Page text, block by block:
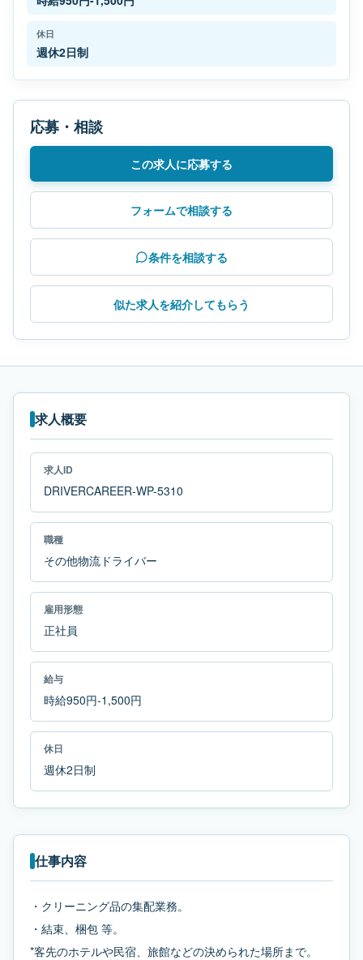
休日
週休2日制
応募・相談
この求人に応募する
フォームで相談する
条件を相談する
似た求人を紹介してもらう
求人概要
求人ID
DRIVERCAREER-WP-5310
職種
その他物流ドライバー
雇用形態
正社員
給与
時給950円-1,500円
休日
週休2日制
仕事内容
・クリーニング品の集配業務。
・結束、梱包 等。
*客先のホテルや民宿、旅館などの決められた場所まで。